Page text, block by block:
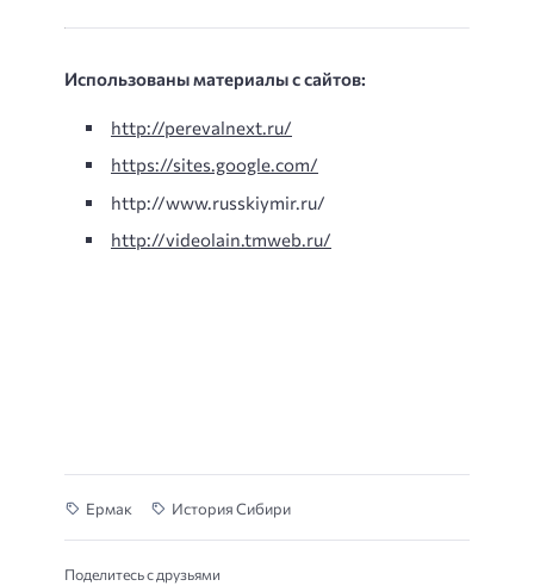
Использованы материалы с сайтов:
http://perevalnext.ru/
https://sites.google.com/
http://www.russkiymir.ru/
http://videolain.tmweb.ru/
Ермак История Сибири
Поделитесь с друзьями